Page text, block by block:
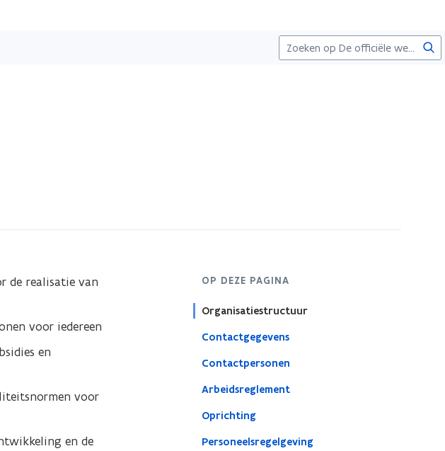
OP DEZE PAGINA
Organisatiestructuur
Contactgegevens
Contactpersonen
Arbeidsreglement
Oprichting
Personeelsregelgeving
de realisatie van
voor iedereen
en
voor
en de